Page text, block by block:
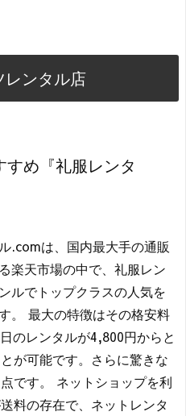
レンタル店
め『礼服レンタ
.comは、国内最大手の通販
楽天市場の中で、礼服レン
ルでトップクラスの人気を
。 最大の特徴はその格安料
のレンタルが4,800円からと
が可能です。さらに驚きな
です。 ネットショップを利
料の存在で、ネットレンタ